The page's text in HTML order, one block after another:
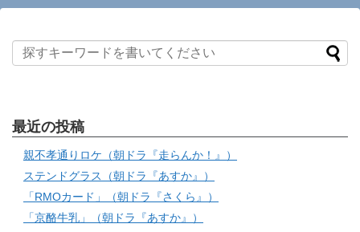
最近の投稿
親不孝通りロケ（朝ドラ『走らんか！』）
ステンドグラス（朝ドラ『あすか』）
「RMOカード」（朝ドラ『さくら』）
「京酪牛乳」（朝ドラ『あすか』）